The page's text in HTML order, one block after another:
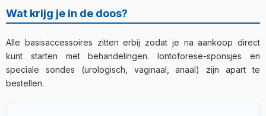
Wat krijg je in de doos?
Alle basisaccessoires zitten erbij zodat je na aankoop direct
kunt starten met behandelingen. Iontoforese-sponsjes en
speciale sondes (urologisch, vaginaal, anaal) zijn apart te
bestellen.